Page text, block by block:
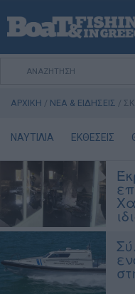
ΑΡΧΙΚΗ
ΕΚΔΟΣΕΙΣ
ΨΑΡΕΜΑ ΑΠΟ ΑΚΤΗ
ΨΑΡΟΤΟΥΦΕΚΟ
ΣΚΑΦΟΣ
VIDEO
ΘΕΣΣΑΛΟΝΙΚΗ BOAT &
BOAT & FISHING SHOW 2025
ΑΡΧΙΚΗ / ΝΕΑ & ΕΙΔΗΣΕΙΣ /
ΝΑΥΤΙΛΙΑ ΕΚΘΕΣΕΙΣ